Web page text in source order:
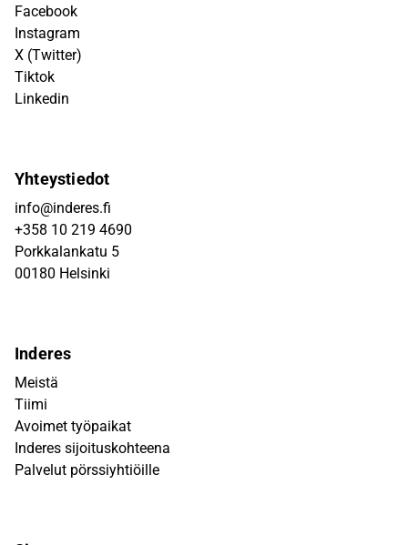
Facebook
Instagram
X (Twitter)
Tiktok
Linkedin
Yhteystiedot
info@inderes.fi
+358 10 219 4690
Porkkalankatu 5
00180 Helsinki
Inderes
Meistä
Tiimi
Avoimet työpaikat
Inderes sijoituskohteena
Palvelut pörssiyhtiöille